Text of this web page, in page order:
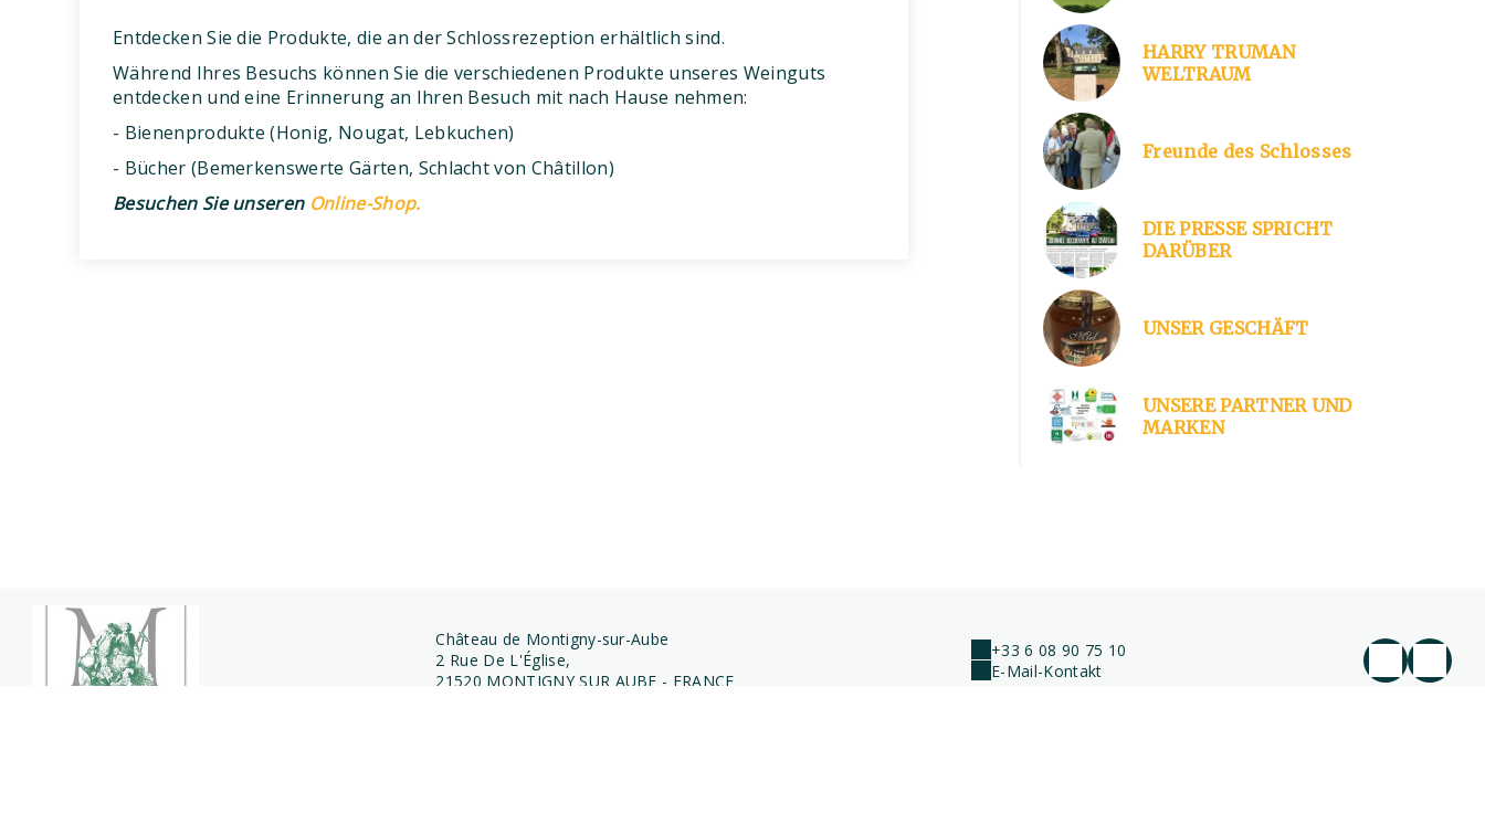
Entdecken Sie die Produkte, die an der Schlossrezeption erhältlich sind.
Während Ihres Besuchs können Sie die verschiedenen Produkte unseres Weinguts
entdecken und eine Erinnerung an Ihren Besuch mit nach Hause nehmen:
- Bienenprodukte (Honig, Nougat, Lebkuchen)
- Bücher (Bemerkenswerte Gärten, Schlacht von Châtillon)
Besuchen Sie unseren Online-Shop.
HARRY TRUMAN
WELTRAUM
Freunde des Schlosses
DIE PRESSE SPRICHT
DARÜBER
UNSER GESCHÄFT
UNSERE PARTNER UND
MARKEN
Château de Montigny-sur-Aube
2 Rue De L'Église,
21520 MONTIGNY SUR AUBE - FRANCE
+33 6 08 90 75 10
E-Mail-Kontakt